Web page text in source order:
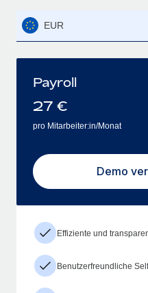
EUR
Payroll
27 €
pro Mitarbeiter:in/Monat
Demo
Effiziente und
Benutzerfreundliche